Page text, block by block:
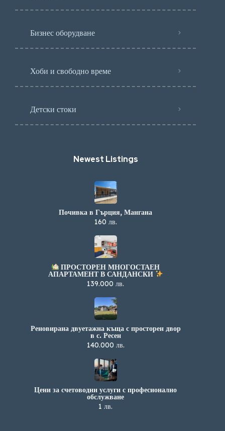
Бизнес оборудване
Хоби и свободно време
Детски стоки
Newest Listings​
Почивка в Гърция, Мангана
160 лв.
ПРОСТОРЕН МНОГОСТАЕН
АПАРТАМЕНТ В САНДАНСКИ
139.000 лв.
Реновирана двуетажна къща с просторен двор
в с. Ресен
140.000 лв.
Цени за счетоводни услуги с професионално
обслужване
1 лв.